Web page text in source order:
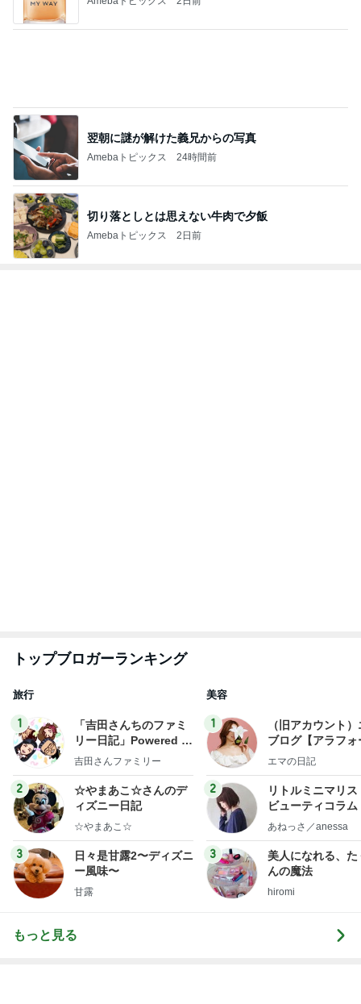
翌朝に謎が解けた義兄からの写真
Amebaトピックス 24時間前
切り落としとは思えない牛肉で夕飯
Amebaトピックス 2日前
トップブロガーランキング
旅行
1
「吉田さんちのファミ
リー日記」Powered b
y Ameba 吉田さんファ
ログ
吉田さんファミリー
2
☆やまあこ☆さんのデ
ィズニー日記
☆やまあこ☆
3
日々是甘露2〜ディズニ
ー風味〜
甘露
美容
1
（旧アカウント
ブログ【アラフォ
社売却セカンドラ
エマの日記
2
リトルミニマリス
ビューティコラ
little
あねっさ／anessa
3
美人になれる、た
んの魔法
hiromi
もっと見る